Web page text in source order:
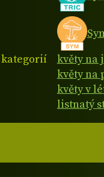
kategorií
květy na
květy na
květy v
listnatý